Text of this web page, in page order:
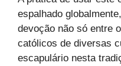
espalhado
devoção não só entre
católicos de diversas
escapulário nesta